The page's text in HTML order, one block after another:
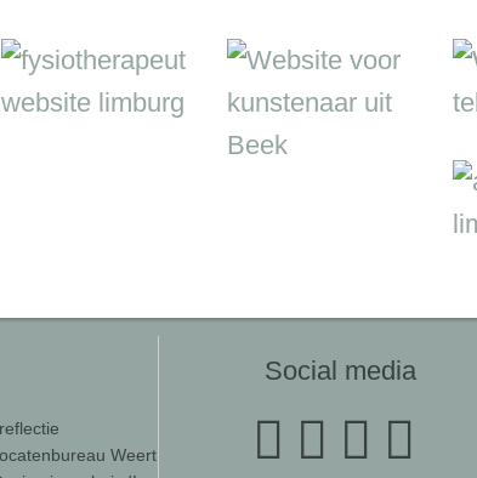
Weert
Social media